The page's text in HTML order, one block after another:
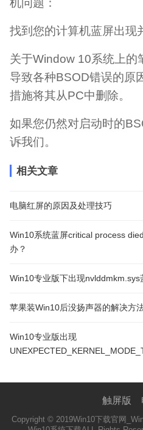
机问题：
找到您的计算机蓝屏出现
关于Window 10系统上的
导致各种BSOD错误的原
措施将其从PC中删除。
如果您仍然对启动时的
诉我们。
相关文章
电脑红屏的原因及处理技巧
Win10系统蓝屏critical process
办？
Win10专业版下出现nvlddmkm.sys
苹果装Win10后没扬声器的解决方
Win10专业版出现
触屏版
Copyright © 2019Win10下载官网